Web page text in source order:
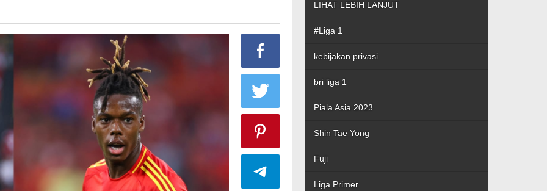
LIHAT LEBIH LANJUT
#Liga 1
kebijakan privasi
bri liga 1
Piala Asia 2023
Shin Tae Yong
Fuji
Liga Primer